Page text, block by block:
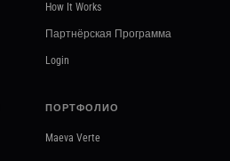
How It Works
Партнёрская Программа
Login
ПОРТФОЛИО
Maeva Verte